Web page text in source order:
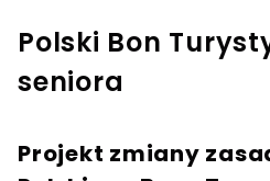
Polski Bon
seniora
Projekt zmiany